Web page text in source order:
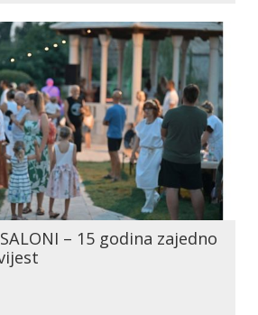
– 15 godina zajedno